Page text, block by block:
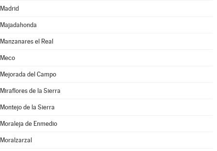
Madrid
Majadahonda
Manzanares el Real
Meco
Mejorada del Campo
Miraflores de la Sierra
Montejo de la Sierra
Moraleja de Enmedio
Moralzarzal